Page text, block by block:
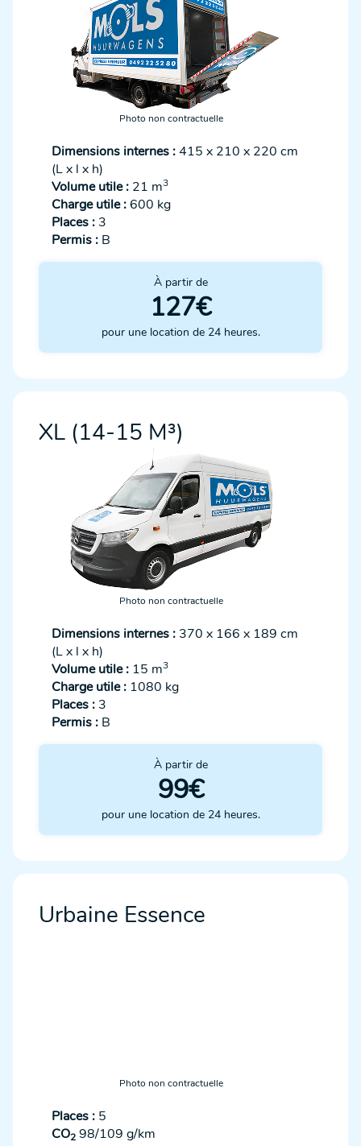
Photo non contractuelle
Dimensions internes :415 x 210 x 220 cm
(L x l x h)
Volume utile : 21 m3
Charge utile :600 kg
Places : 3
Permis : B
À partir de
127€
pour une location de 24 heures.
XL (14-15 M³)
Photo non contractuelle
Dimensions internes : 370 x 166 x 189 cm
(L x l x h)
Volume utile : 15 m3
Charge utile : 1080 kg
Places : 3
Permis : B
À partir de
99€
pour une location de 24 heures.
Urbaine Essence
Photo non contractuelle
Places : 5
CO2 98/109 g/km